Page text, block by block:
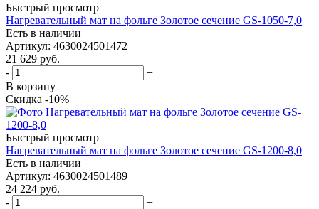
Быстрый просмотр
Нагревательный мат на фольге Золотое сечение GS-1050-7,0
Есть в наличии
Артикул: 4630024501472
21 629 руб.
-
+
В корзину
Скидка -10%
Быстрый просмотр
Нагревательный мат на фольге Золотое сечение GS-1200-8,0
Есть в наличии
Артикул: 4630024501489
24 224 руб.
-
+